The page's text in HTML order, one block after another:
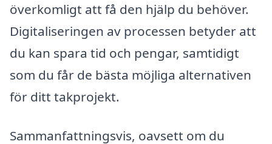
överkomligt att få den hjälp du behöver.
Digitaliseringen av processen betyder att
du kan spara tid och pengar, samtidigt
som du får de bästa möjliga alternativen
för ditt takprojekt.
Sammanfattningsvis, oavsett om du